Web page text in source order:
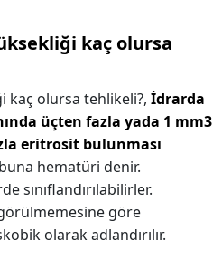
kaç olursa
olursa tehlikeli?, İdrarda
üçten fazla yada 1 mm3
eritrosit bulunması
hematüri denir.
sınıflandırılabilirler.
göre
olarak adlandırılır.